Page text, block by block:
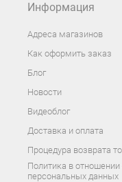
Информация
Адреса магазинов
Как оформить заказ
Блог
Новости
Видеоблог
Доставка и оплата
Процедура возврата
Политика в отношении
персональных данных